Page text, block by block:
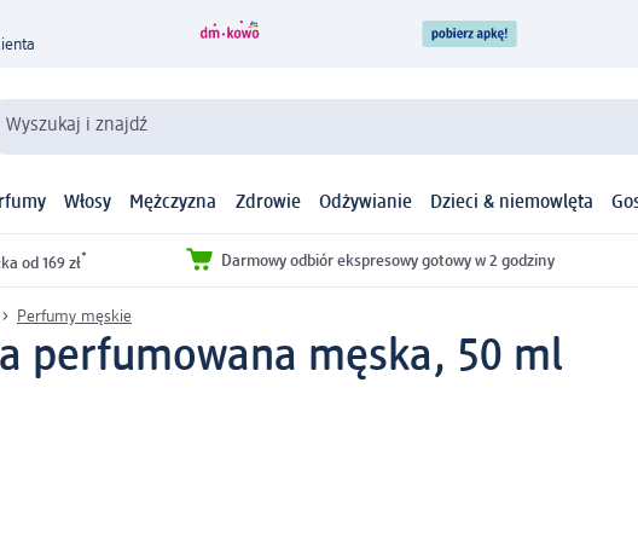
Wyszukaj i znajdź
Włosy Mężczyzna Zdrowie Odżywianie Dzieci & niemowlęta
od 169 zł* Darmowy odbiór ekspresowy gotowy w 2 godziny
Perfumy męskie
perfumowana męska, 50 ml